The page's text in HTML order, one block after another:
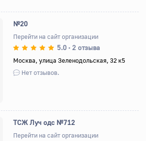
№20
Перейти на сайт организации
5.0 • 2 отзыва
Москва, улица Зеленодольская, 32 к5
Нет отзывов.
ТСЖ Луч одс №712
Перейти на сайт организации